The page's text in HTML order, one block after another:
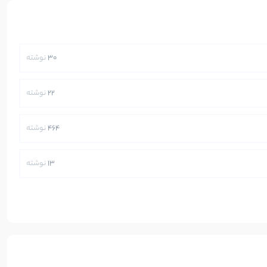
30نوشته
22نوشته
464نوشته
13نوشته